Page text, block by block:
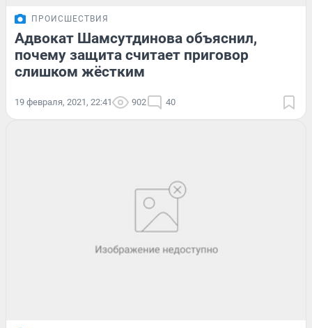
ПРОИСШЕСТВИЯ
Адвокат Шамсутдинова объяснил,
почему защита считает приговор
слишком жёстким
19 февраля, 2021, 22:41 902 40